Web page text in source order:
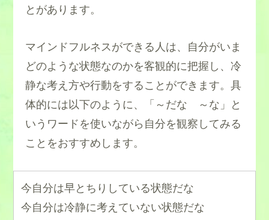
とがあります。
マインドフルネスができる人は、自分がいま
どのような状態なのかを客観的に把握し、冷
静な考え方や行動をすることができます。具
体的には以下のように、「～だな ～な」と
いうワードを使いながら自分を観察してみる
ことをおすすめします。
今自分は早とちりしている状態だな
今自分は冷静に考えていない状態だな